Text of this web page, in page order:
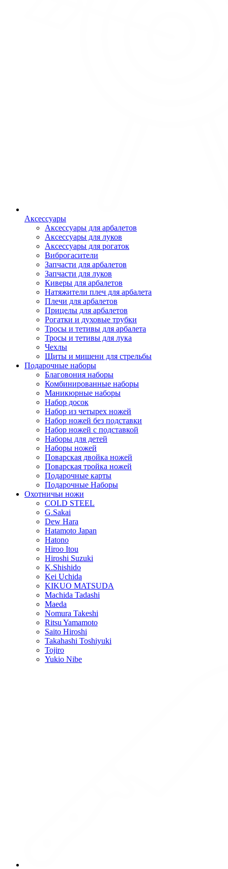
Аксессуары
Аксессуары для арбалетов
Аксессуары для луков
Аксессуары для рогаток
Виброгасители
Запчасти для арбалетов
Запчасти для луков
Киверы для арбалетов
Натяжители плеч для арбалета
Плечи для арбалетов
Прицелы для арбалетов
Рогатки и духовые трубки
Тросы и тетивы для арбалета
Тросы и тетивы для лука
Чехлы
Щиты и мишени для стрельбы
Подарочные наборы
Благовония наборы
Комбинированные наборы
Маникюрные наборы
Набор досок
Набор из четырех ножей
Набор ножей без подставки
Набор ножей с подставкой
Наборы для детей
Наборы ножей
Поварская двойка ножей
Поварская тройка ножей
Подарочные карты
Подарочные Наборы
Охотничьи ножи
COLD STEEL
G.Sakai
Dew Hara
Hatamoto Japan
Hatono
Hiroo Itou
Hiroshi Suzuki
K.Shishido
Kei Uchida
KIKUO MATSUDA
Machida Tadashi
Maeda
Nomura Takeshi
Ritsu Yamamoto
Saito Hiroshi
Takahashi Toshiyuki
Tojiro
Yukio Nibe